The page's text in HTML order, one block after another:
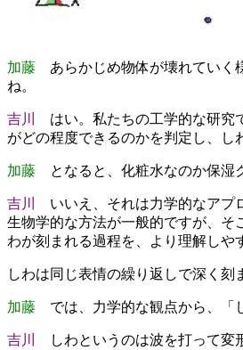
加藤 あらかじめ物体が壊れていく
ね。
吉川
はい。私たちの工学的な研究
がどの程度できるのかを判定し、し
加藤 となると、化粧水なのか保湿
吉川 いいえ、それは力学的なアプ
生物学的な方法が一般的ですが、そ
わが刻まれる過程を、より理解しや
しわは同じ表情の繰り返しで深く刻
加藤 では、力学的な観点から、「
吉川
しわというのは波を打って変